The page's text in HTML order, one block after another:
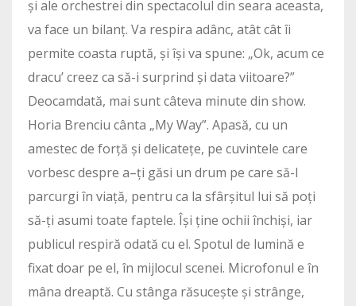
și ale orchestrei din spectacolul din seara aceasta,
va face un bilanț. Va respira adânc, atât cât îi
permite coasta ruptă, și își va spune: „Ok, acum ce
dracu’ creez ca să-i surprind și data viitoare?”
Deocamdată, mai sunt câteva minute din show.
Horia Brenciu cânta „My Way”. Apasă, cu un
amestec de forță și delicatețe, pe cuvintele care
vorbesc despre a–ți găsi un drum pe care să-l
parcurgi în viață, pentru ca la sfârșitul lui să poți
să-ți asumi toate faptele. Își ține ochii închiși, iar
publicul respiră odată cu el. Spotul de lumină e
fixat doar pe el, în mijlocul scenei. Microfonul e în
mâna dreaptă. Cu stânga răsucește și strânge,